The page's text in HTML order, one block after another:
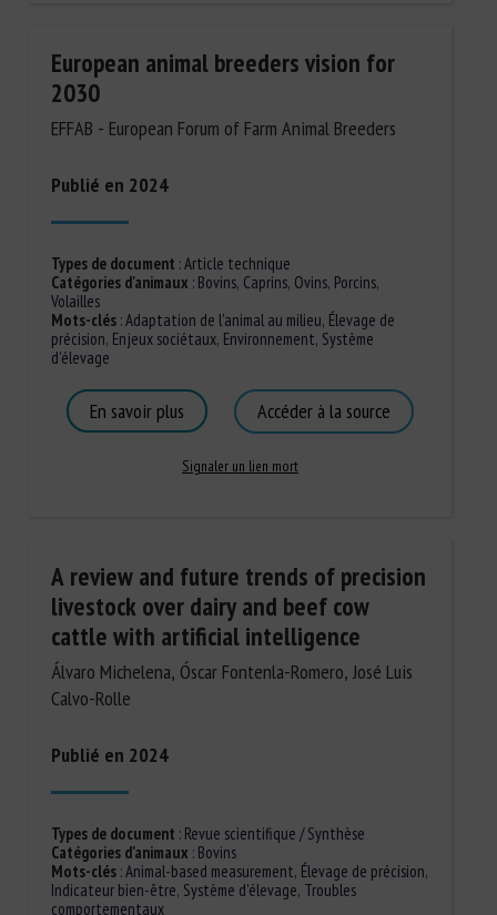
European animal breeders vision for
2030
EFFAB - European Forum of Farm Animal Breeders
Publié en 2024
Types de document :Article technique
Catégories d'animaux : Bovins, Caprins, Ovins, Porcins,
Volailles
Mots-clés:Adaptation de l'animal au milieu, Élevage de
précision, Enjeux sociétaux, Environnement, Système
d'élevage
En savoir plus Accéder à la source
Signaler un lien mort
A review and future trends of precision
livestock over dairy and beef cow
cattle with artificial intelligence
Álvaro Michelena, Óscar Fontenla-Romero, José Luis
Calvo-Rolle
Publié en 2024
Types de document : Revue scientifique / Synthèse
Catégories d'animaux : Bovins
Mots-clés:Animal-based measurement, Élevage de précision,
Indicateur bien-être, Système d'élevage, Troubles
comportementaux